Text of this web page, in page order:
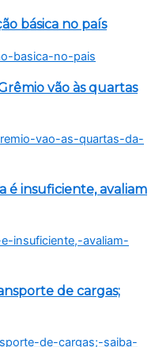
básica no país
vão às quartas
é insuficiente, avaliam
de cargas;